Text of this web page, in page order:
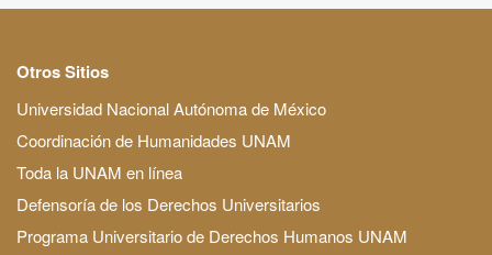
Otros Sitios
Universidad Nacional Autónoma de México
Coordinación de Humanidades UNAM
Toda la UNAM en línea
Defensoría de los Derechos Universitarios
Programa Universitario de Derechos Humanos UNAM